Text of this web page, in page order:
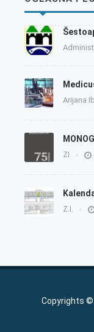
Arijana
ZI
Z.I.
Copyrights ©